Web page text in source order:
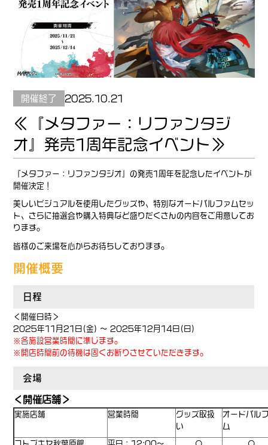
開催終了 2025.10.21
≪『メタファー：リファンタジ
オ』発売1周年記念イベント≫
『メタファー：リファンタジオ』の発売1周年を記念したイベントが
開催決定！
美しいビジュアルを使用したグッズや、特別なオードパルファムセッ
ト、さらに抽選会や購入特典など盛りだくさんの内容をご用意してお
ります。
皆様のご来場を心からお待ちしております。
開催概要
日程
＜開催日時＞
2025年11月21日(金) ～ 2025年12月14日(日)
※各施設営業時間に準じます。
※開店時間前の待機は固くお断りさせていただきます。
会場
＜開催店舗＞
実施店舗 営業時間
グッズ取扱
い
オードパル
ム